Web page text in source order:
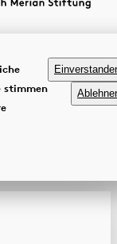
stimmen